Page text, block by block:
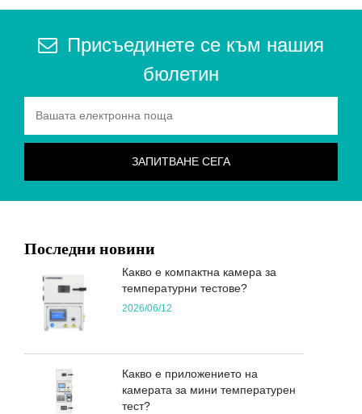
Присъединете се към нашия
бюлетин
Последни новини
Какво е компактна камера за
температурни тестове?
2026/06/12
Какво е приложението на
камерата за мини температурен
тест?